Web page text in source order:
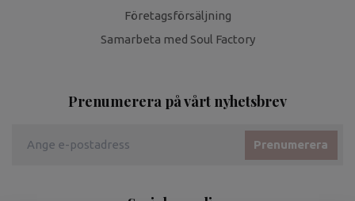
Företagsförsäljning
Samarbeta med Soul Factory
Prenumerera på vårt nyhetsbrev
Prenumerera